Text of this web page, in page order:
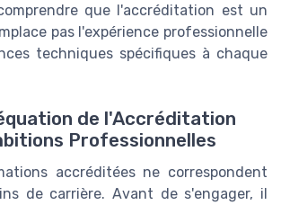
que l'accréditation est un
pas l'expérience professionnelle
techniques spécifiques à chaque
de l'Accréditation
Professionnelles
accréditées ne correspondent
de carrière. Avant de s'engager, il